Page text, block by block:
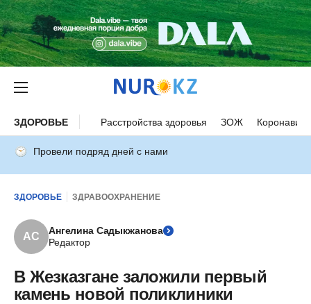
ЗДОРОВЬЕ Расстройства здоровья ЗОЖ
Провели подряд дней с нами
ЗДОРОВЬЕ ЗДРАВООХРАНЕНИЕ
АС
Ангелина Садыкжанова
Редактор
В Жезказгане заложили первый
камень новой поликлиники